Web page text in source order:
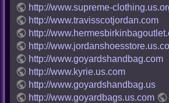
http://www.supreme-
http://www.travisscotjordan.com
http://
http://
http://www.goyardshandbag.com
http://www.kyrie.us.com
http://www.goyardshandbag.us
http://www.goyardbags.us.com